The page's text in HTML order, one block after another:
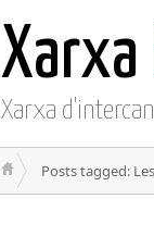
Xarxa
Xarxa
Posts tagged: